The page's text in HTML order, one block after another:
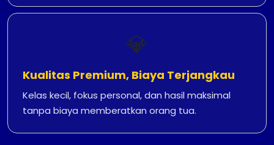
💎
Kualitas Premium, Biaya Terjangkau
Kelas kecil, fokus personal, dan hasil maksimal
tanpa biaya memberatkan orang tua.